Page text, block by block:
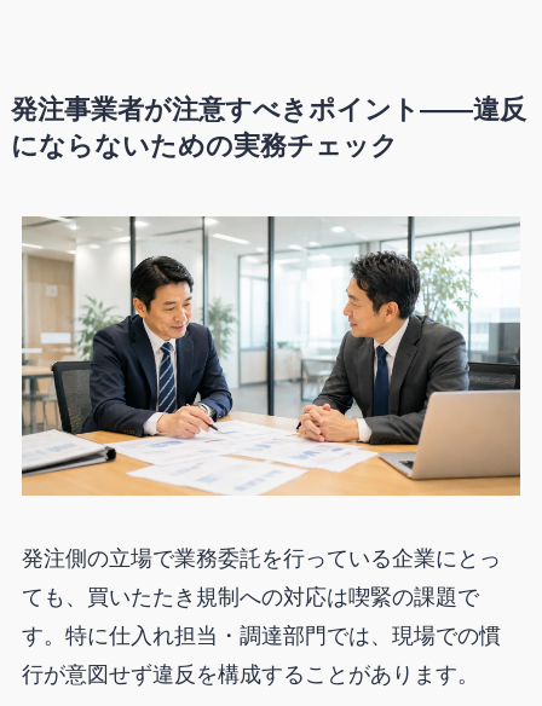
発注事業者が注意すべきポイント——違反
にならないための実務チェック
発注側の立場で業務委託を行っている企業にとっ
ても、買いたたき規制への対応は喫緊の課題で
す。特に仕入れ担当・調達部門では、現場での慣
行が意図せず違反を構成することがあります。